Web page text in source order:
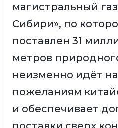
магистральный
Сибири», по
поставлен 31
метров
неизменно идёт
пожеланиям
и обеспечивает